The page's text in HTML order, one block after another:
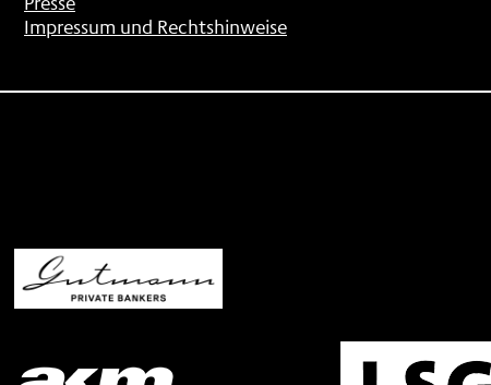
Impressum und Rechtshinweise